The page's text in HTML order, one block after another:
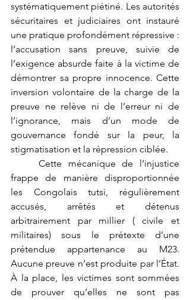
systématiquement piétiné. Les autorités
sécuritaires et judiciaires ont instauré
une pratique profondément répressive :
l’accusation sans preuve, suivie de
l’exigence absurde faite à la victime de
démontrer sa propre innocence. Cette
inversion volontaire de la charge de la
preuve ne relève ni de l’erreur ni de
l’ignorance, mais d’un mode de
gouvernance fondé sur la peur, la
stigmatisation et la répression ciblée.
frappe de manière disproportionnée
les Congolais tutsi, régulièrement
accusés, arrêtés et détenus
arbitrairement par millier ( civile et
militaires) sous le prétexte d’une
prétendue appartenance au M23.
Aucune preuve n’est produite par l’État.
À la place, les victimes sont sommées
de prouver qu’elles ne sont pas